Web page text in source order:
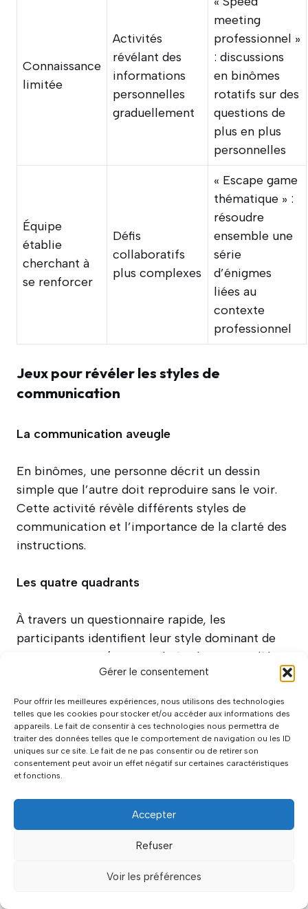
Gérer le consentement
Pour offrir les meilleures expériences, nous utilisons des technologies
telles que les cookies pour stocker et/ou accéder aux informations des
appareils. Le fait de consentir à ces technologies nous permettra de
traiter des données telles que le comportement de navigation ou les ID
uniques sur ce site. Le fait de ne pas consentir ou de retirer son
consentement peut avoir un effet négatif sur certaines caractéristiques
et fonctions.
Accepter
Refuser
Voir les préférences
Connaissance
limitée
Activités
révélant des
informations
personnelles
graduellement
meeting
professionnel »
: discussions
en binômes
rotatifs sur des
questions de
plus en plus
personnelles
Équipe
établie
cherchant à
se renforcer
Défis
collaboratifs
plus complexes
« Escape game
thématique » :
résoudre
ensemble une
série
d’énigmes
liées au
contexte
professionnel
Jeux pour révéler les styles de
communication
La communication aveugle
En binômes, une personne décrit un dessin
simple que l’autre doit reproduire sans le voir.
Cette activité révèle différents styles de
communication et l’importance de la clarté des
instructions.
Les quatre quadrants
À travers un questionnaire rapide, les
participants identifient leur style dominant de
communication/personnalité selon un modèle
simple (analytique, expressif, aimable, directif).
styles peuvent collaborer efficacement malgré
leurs différences.
Ces jeux pour briser la glace plus élaborés
pour des équipes qui devront travailler
ensemble sur le long terme.
Comment animer efficacement